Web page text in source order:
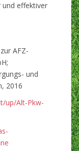
und effektiver
AFZ-
und
2016
up/Alt-Pkw-